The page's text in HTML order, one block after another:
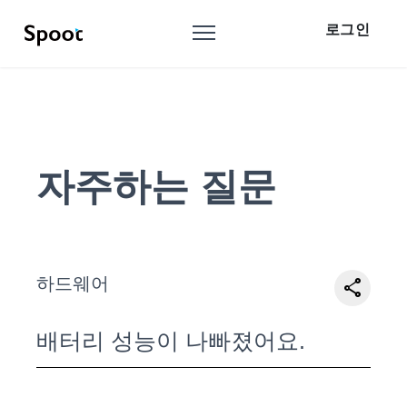
로그인
자주하는 질문
하드웨어 share
배터리 성능이 나빠졌어요.